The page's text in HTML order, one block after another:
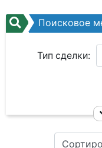
Поисковое
Тип сделки:
Цена: